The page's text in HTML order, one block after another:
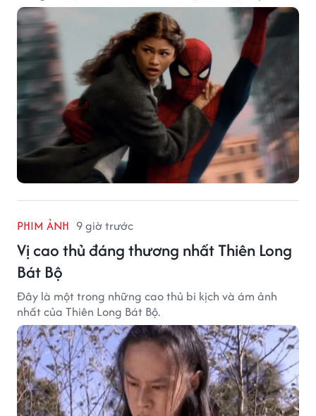
PHIM ẢNH 9 giờ trước
Vị cao thủ đáng thương nhất Thiên Long
Bát Bộ
Đây là một trong những cao thủ bi kịch và ám ảnh
nhất của Thiên Long Bát Bộ.